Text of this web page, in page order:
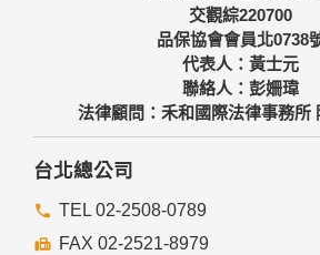
交觀綜220700
品保協會會員北0738
代表人：黃士元
聯絡人：彭姍瑋
法律顧問：禾和國際法律事務所
台北總公司
TEL 02-2508-0789
FAX 02-2521-8979